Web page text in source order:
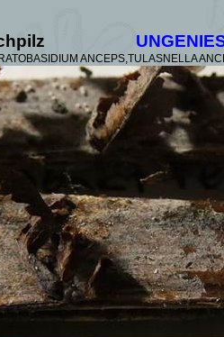
ANCEPS,TULASNELLA